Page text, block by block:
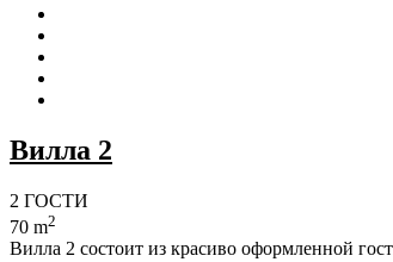
Вилла 2
2 ГОСТИ
70 m2
Вилла 2 состоит из красиво оформленной